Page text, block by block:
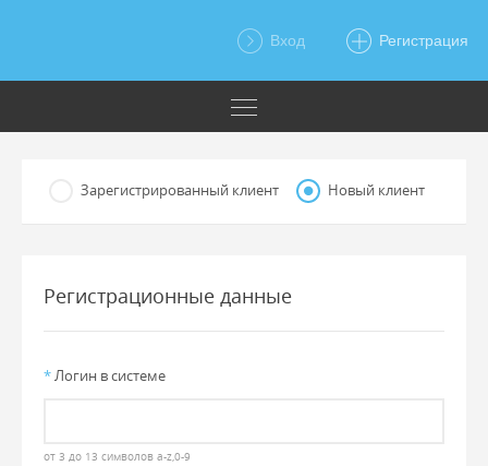
Вход Регистрация
Зарегистрированный клиент Новый клиент
Регистрационные данные
*Логин в системе
от 3 до 13 символов a-z,0-9